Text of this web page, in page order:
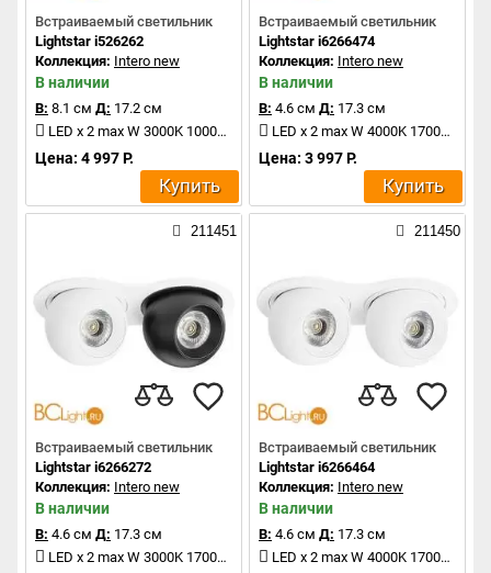
Встраиваемый светильник
Lightstar i526262
Коллекция: Intero new
В наличии
В: 8.1 см Д: 17.2 см
LED x 2 max W 3000K 1000Lm
Цена: 4 997 Р.
Купить
Встраиваемый светильник
Lightstar i6266474
Коллекция: Intero new
В наличии
В: 4.6 см Д: 17.3 см
LED x 2 max W 4000K 1700Lm
Цена: 3 997 Р.
Купить
211451
Встраиваемый светильник
Lightstar i6266272
Коллекция: Intero new
В наличии
В: 4.6 см Д: 17.3 см
LED x 2 max W 3000K 1700Lm
211450
Встраиваемый светильник
Lightstar i6266464
Коллекция: Intero new
В наличии
В: 4.6 см Д: 17.3 см
LED x 2 max W 4000K 1700Lm